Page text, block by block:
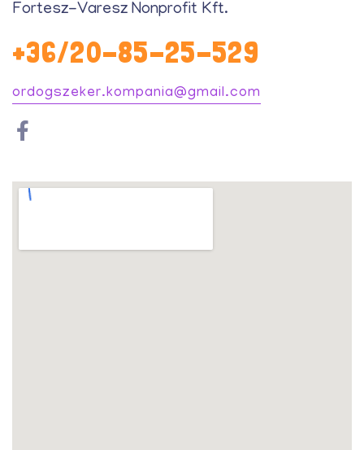
Fortesz-Varesz Nonprofit Kft.
+36/20-85-25-529
ordogszeker.kompania@gmail.com